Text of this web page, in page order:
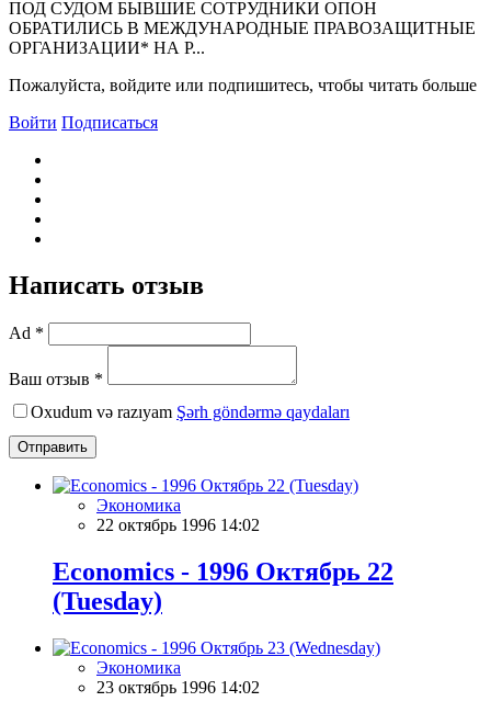
ПОД СУДОМ БЫВШИЕ СОТРУДHИКИ ОПОH
ОБРАТИЛИСЬ В МЕЖДУHАРОДHЫЕ ПРАВОЗАЩИТHЫЕ
ОРГАHИЗАЦИИ* HА Р...
Пожалуйста, войдите или подпишитесь, чтобы читать больше
Войти Подписаться
Написать отзыв
Ad *
Ваш отзыв *
Oxudum və razıyam Şərh göndərmə qaydaları
Отправить
Экономика
22 октябрь 1996 14:02
Economics - 1996 Октябрь 22
(Tuesday)
Экономика
23 октябрь 1996 14:02